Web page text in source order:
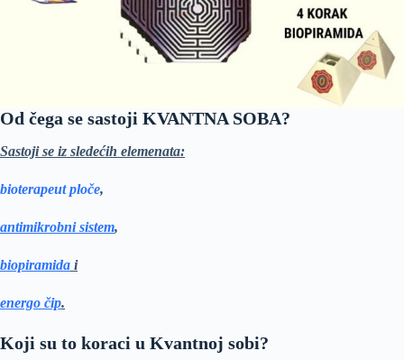
Od čega se sastoji KVANTNA SOBA?
Sastoji se iz sledećih elemenata:
bioterapeut ploče,
antimikrobni sistem,
biopiramida i
energo čip.
Koji su to koraci u Kvantnoj sobi?